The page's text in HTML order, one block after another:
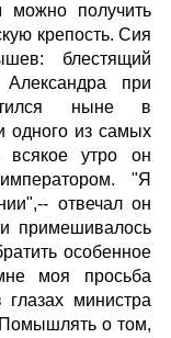
можно получить
крепость. Сия
блестящий
при
ныне в
одного из самых
утро он
"Я
отвечал он
примешивалось
особенное
моя просьба
министра
о том,